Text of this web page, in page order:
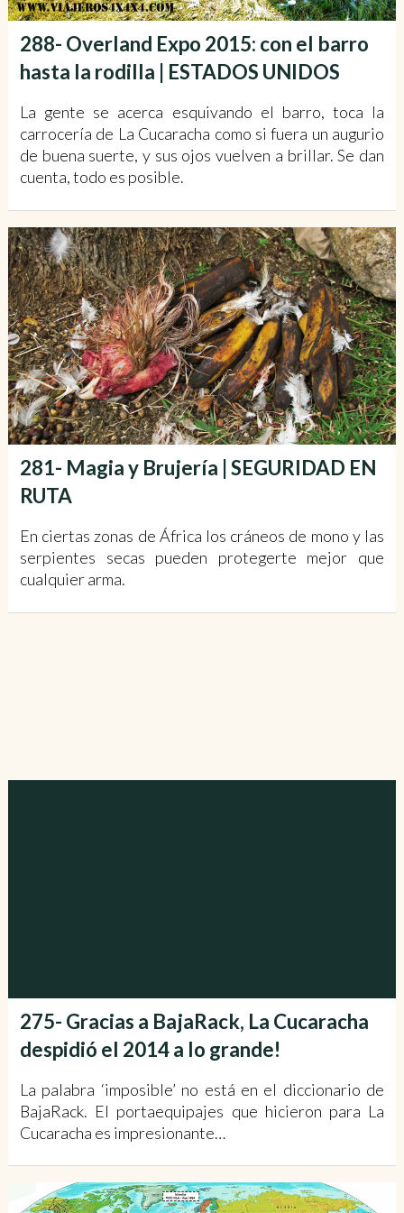
288- Overland Expo 2015: con el barro
hasta la rodilla | ESTADOS UNIDOS
La gente se acerca esquivando el barro, toca la
carrocería de La Cucaracha como si fuera un augurio
de buena suerte, y sus ojos vuelven a brillar. Se dan
cuenta, todo es posible.
281- Magia y Brujería | SEGURIDAD EN
RUTA
En ciertas zonas de África los cráneos de mono y las
serpientes secas pueden protegerte mejor que
cualquier arma.
275- Gracias a BajaRack, La Cucaracha
despidió el 2014 a lo grande!
La palabra ‘imposible’ no está en el diccionario de
BajaRack. El portaequipajes que hicieron para La
Cucaracha es impresionante…